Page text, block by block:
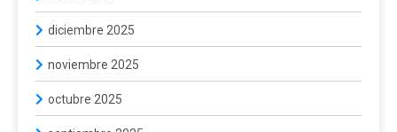
diciembre 2025
noviembre 2025
octubre 2025